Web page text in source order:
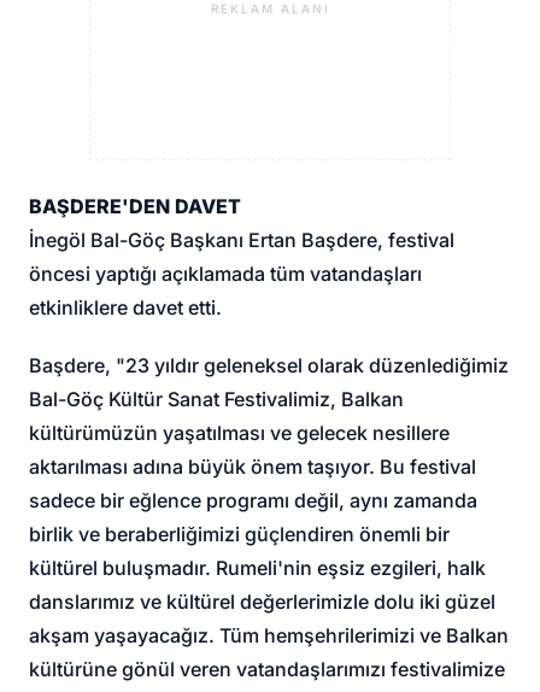
REKLAM ALANI
BAŞDERE'DEN DAVET
İnegöl Bal-Göç Başkanı Ertan Başdere, festival
öncesi yaptığı açıklamada tüm vatandaşları
etkinliklere davet etti.
Başdere, "23 yıldır geleneksel olarak düzenlediğimiz
Bal-Göç Kültür Sanat Festivalimiz, Balkan
kültürümüzün yaşatılması ve gelecek nesillere
aktarılması adına büyük önem taşıyor. Bu festival
sadece bir eğlence programı değil, aynı zamanda
birlik ve beraberliğimizi güçlendiren önemli bir
kültürel buluşmadır. Rumeli'nin eşsiz ezgileri, halk
danslarımız ve kültürel değerlerimizle dolu iki güzel
akşam yaşayacağız. Tüm hemşehrilerimizi ve Balkan
kültürüne gönül veren vatandaşlarımızı festivalimize